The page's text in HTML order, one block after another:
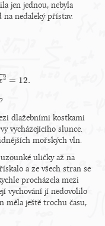
jen jednou, nebyla
na nedaleký přístav.
2 = 12.
?
dlažebními kostkami
vycházejícího slunce.
mořských vln.
uličky až na
a ze všech stran se
procházela mezi
vychování jí nedovolilo
měla ještě trochu času,